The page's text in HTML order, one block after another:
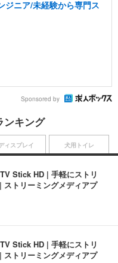
ジニア/未経験から専門ス
Sponsored by
ンキング
Stick HD | 手軽にストリ
ストリーミングメディアプ
Stick HD | 手軽にストリ
ストリーミングメディアプ
ィスプレイ 犬用トイレ